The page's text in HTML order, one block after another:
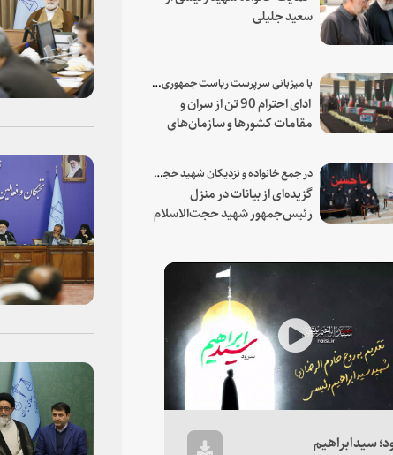
سعید جلیلی
با میزبانی سرپرست ریاست جمهوری صورت گرفت؛
ادای احترام 90 تن از سران و
مقامات کشورها و سازمان‌های
در جمع خانواده و نزدیکان شهید حجت‌الاسلام‌والمسلمین رئیسی:
گزیده‌ای از بیانات در منزل
رئیس‌جمهور شهید حجت‌الاسلام
Play
Video
سیدابراهیم